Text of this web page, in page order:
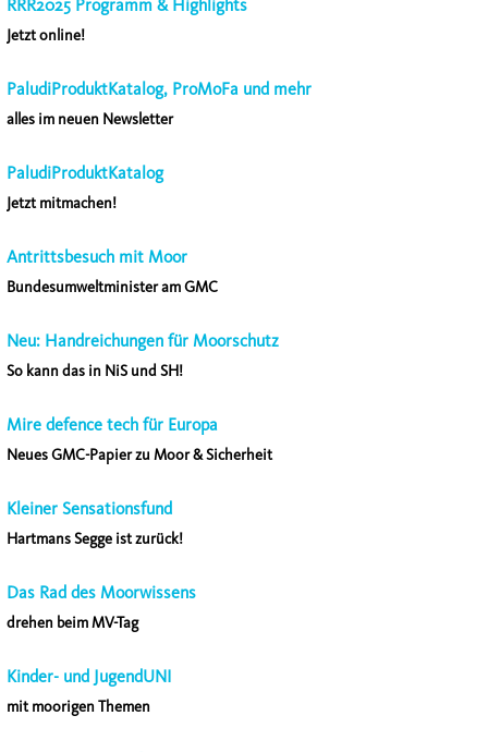
RRR2025 Programm & Highlights
Jetzt online!
PaludiProduktKatalog, ProMoFa und mehr
alles im neuen Newsletter
PaludiProduktKatalog
Jetzt mitmachen!
Antrittsbesuch mit Moor
Bundesumweltminister am GMC
Neu: Handreichungen für Moorschutz
So kann das in NiS und SH!
Mire defence tech für Europa
Neues GMC-Papier zu Moor & Sicherheit
Kleiner Sensationsfund
Hartmans Segge ist zurück!
Das Rad des Moorwissens
drehen beim MV-Tag
Kinder- und JugendUNI
mit moorigen Themen